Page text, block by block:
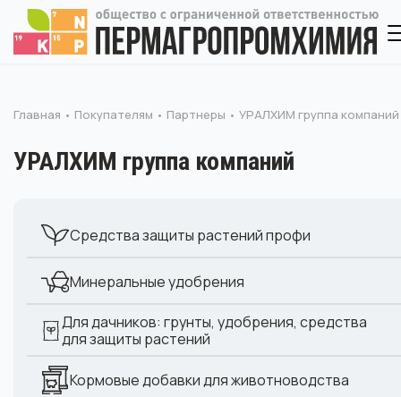
Главная Покупателям Партнеры УРАЛХИМ группа компаний
УРАЛХИМ группа компаний
Средства защиты растений профи
Минеральные удобрения
Для дачников: грунты, удобрения, средства
для защиты растений
Кормовые добавки для животноводства